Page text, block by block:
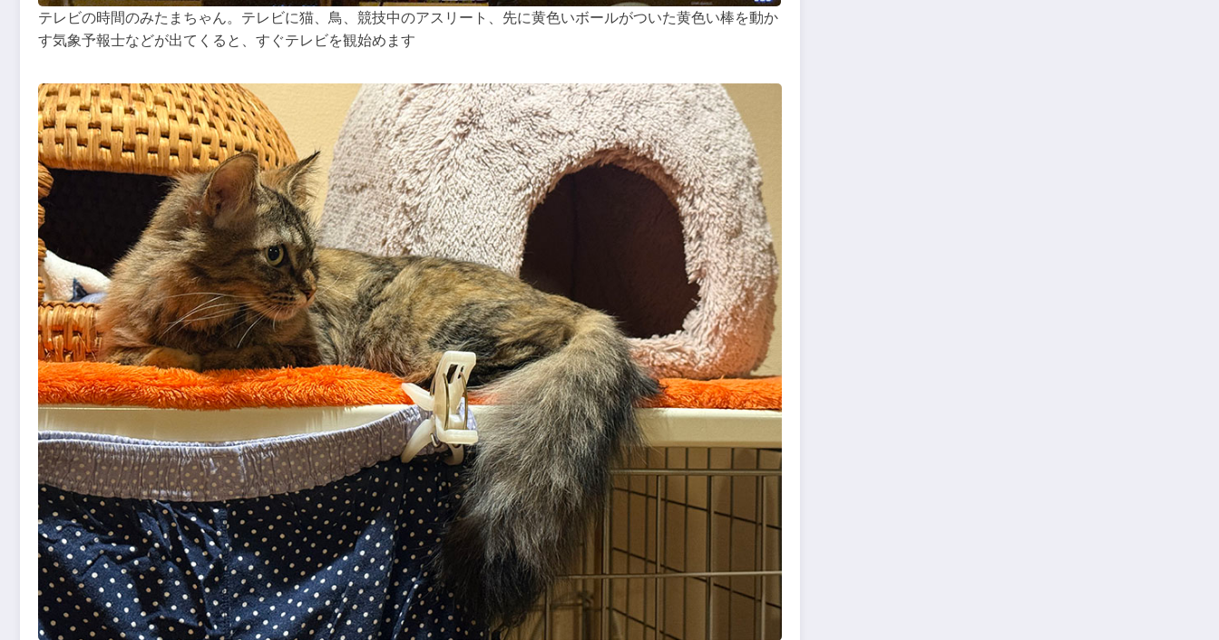
テレビの時間のみたまちゃん。テレビに猫、鳥、競技中のアスリート、先に黄色いボールがついた黄色い棒を動か
す気象予報士などが出てくると、すぐテレビを観始めます